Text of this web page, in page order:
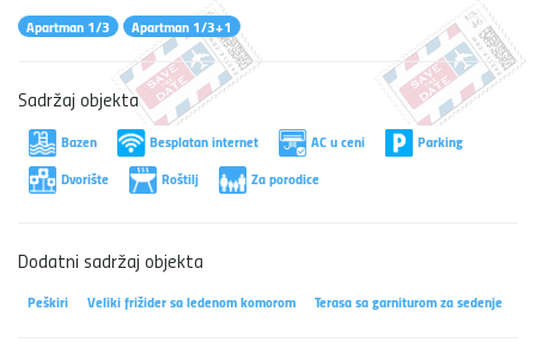
Apartman 1/3 Apartman 1/3+1
Sadržaj objekta
Bazen Besplatan internet AC u ceni
Parking
Dvorište
Roštilj Za porodice
Dodatni sadržaj objekta
Peškiri Veliki frižider sa ledenom komorom Terasa sa garniturom za sedenje